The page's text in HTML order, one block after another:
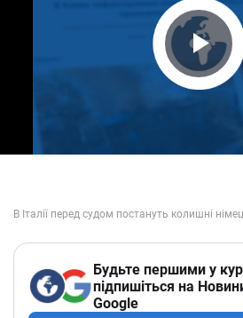
Play
Будьте першими у
підпишіться на
Google